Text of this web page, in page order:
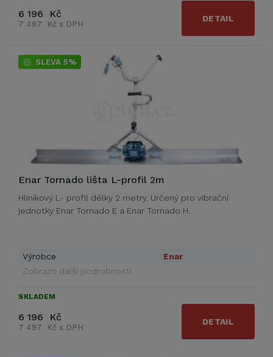
6 196 Kč
7 497 Kč s DPH
DETAIL
SLEVA 5%
Enar Tornado lišta L-profil 2m
Hliníkový L- profil délky 2 metry. Určený pro vibrační
jednotky Enar Tornado E a Enar Tornado H.
Výrobce
Enar
Zobrazit další podrobnosti
SKLADEM
6 196 Kč
7 497 Kč s DPH
DETAIL